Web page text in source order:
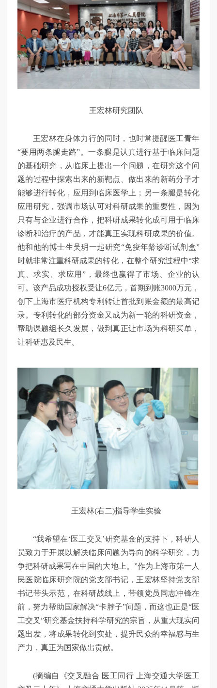
王宏林研究团队
王宏林在身体力行的同时，也时常提醒医工青年
“要用两条腿走路”。一条腿是认真进行基于临床问题
的基础研究，从临床上提出一个问题，在研究这个问
题的过程中探索出来的新靶点、做出来的新药分子才
能够进行转化，应用到临床医学上；另一条腿是转化
应用研究，强调市场认可对科研成果的重要性，因为
只有与企业进行合作，把科研成果转化成可用于临床
诊断和治疗的产品，才能真正实现科研成果的价值。
他和他的博士生吴玥一起研究“免疫年龄诊断试剂盒”
时就非常注重科研成果的转化，在整个研究过程中“求
真、求实、求应用”，最终也赢得了市场、企业的认
可。该产品成功授权受让6亿元，首期到账3000万元，
创下上海市医疗机构专利转让首批到账金额的最高记
录。专利转化的部分资金又成为新一轮的科研资金，
帮助课题组长久发展，做到真正让市场为科研买单，
让科研惠及民生。
王宏林(右二)指导学生实验
“我希望在‘医工交叉’研究基金的支持下，科研人
员致力于开展以解决临床问题为导向的科学研究，力
争把科研成果写在中国的大地上。”作为上海市第一人
民医院临床研究院的党支部书记，王宏林坚持党支部
书记带头示范，在科研战线上，带领党员同志冲锋在
前，努力帮助国家解决“卡脖子”问题，而这也正是“医
工交叉”研究基金扶持科学研究的宗旨，从重大现实问
题出发，将成果转化到实处，提升民众的幸福感与生
产力，真正为国家做出贡献。
(摘编自《交叉融合 医工同行 上海交通大学医工